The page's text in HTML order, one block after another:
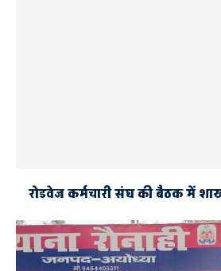
रोडवेज कर्मचारी संघ की बैठक में